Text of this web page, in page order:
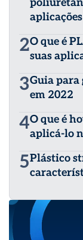
aplicações
2O que é
suas
3Guia para
em 2022
4O que é
aplicá-lo
5Plástico